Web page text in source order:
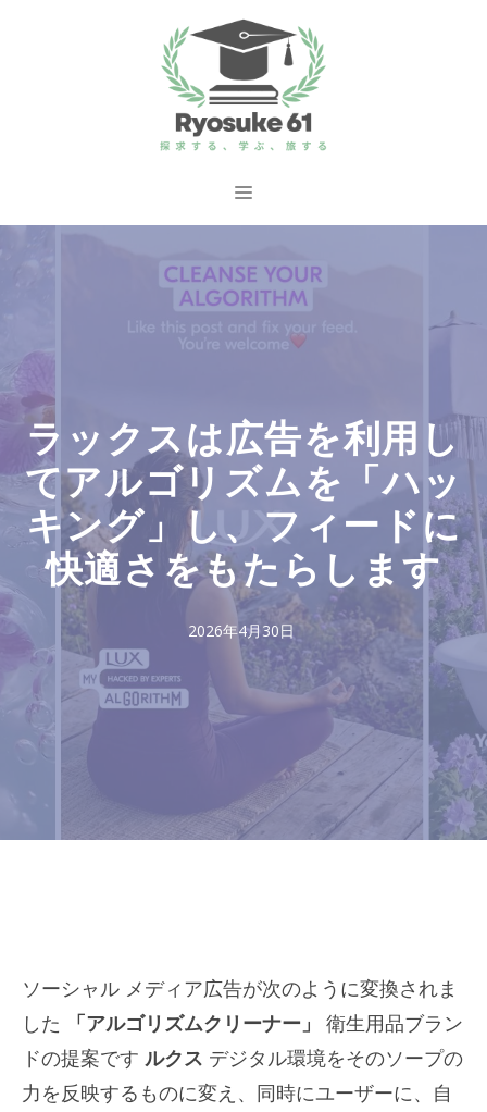
ス
メ
ラックスは広告を利用し
てアルゴリズムを「ハッ
キング」し、フィードに
快適さをもたらします
2026年4月30日
ソーシャル メディア広告が次のように変換されま
した 「アルゴリズムクリーナー」 衛生用品ブラン
ドの提案です ルクス デジタル環境をそのソープの
力を反映するものに変え、同時にユーザーに、自